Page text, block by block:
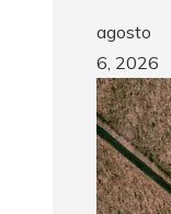
agosto
6, 2026